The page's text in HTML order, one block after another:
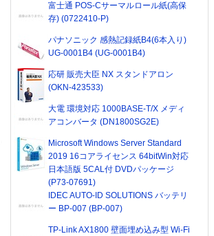
富士通 POS-Cサーマルロール紙(高保
存) (0722410-P)
パナソニック 感熱記録紙B4(6本入り)
UG-0001B4 (UG-0001B4)
応研 販売大臣 NX スタンドアロン
(OKN-423533)
大電 環境対応 1000BASE-T/X メディ
アコンバータ (DN1800SG2E)
Microsoft Windows Server Standard
2019 16コアライセンス 64bitWin対応
日本語版 5CAL付 DVDパッケージ
(P73-07691)
IDEC AUTO-ID SOLUTIONS バッテリ
ー BP-007 (BP-007)
TP-Link AX1800 壁面埋め込み型 Wi-Fi